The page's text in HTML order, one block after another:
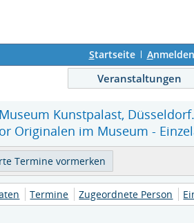
Startseite Anmelden
Veranstaltungen
Kunstpalast,
Originalen im Museum -
Termine Zugeordnete Person